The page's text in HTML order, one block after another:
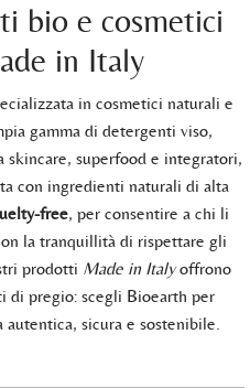
bio e cosmetici
in Italy
in cosmetici naturali e
gamma di detergenti viso,
skincare, superfood e integratori,
con ingredienti naturali di alta
free, per consentire a chi li
la tranquillità di rispettare gli
prodotti Made in Italyoffrono
pregio: scegli Bioearth per
sicura e sostenibile.